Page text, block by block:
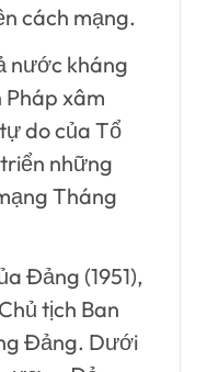
cách mạng.
nước kháng
xâm
do của Tổ
những
Tháng
Đảng (1951),
tịch Ban
Đảng. Dưới